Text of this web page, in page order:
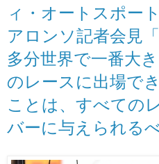
ィ・オートスポー
アロンソ記者会見
多分世界で一番大
のレースに出場で
ことは、すべての
バーに与えられる